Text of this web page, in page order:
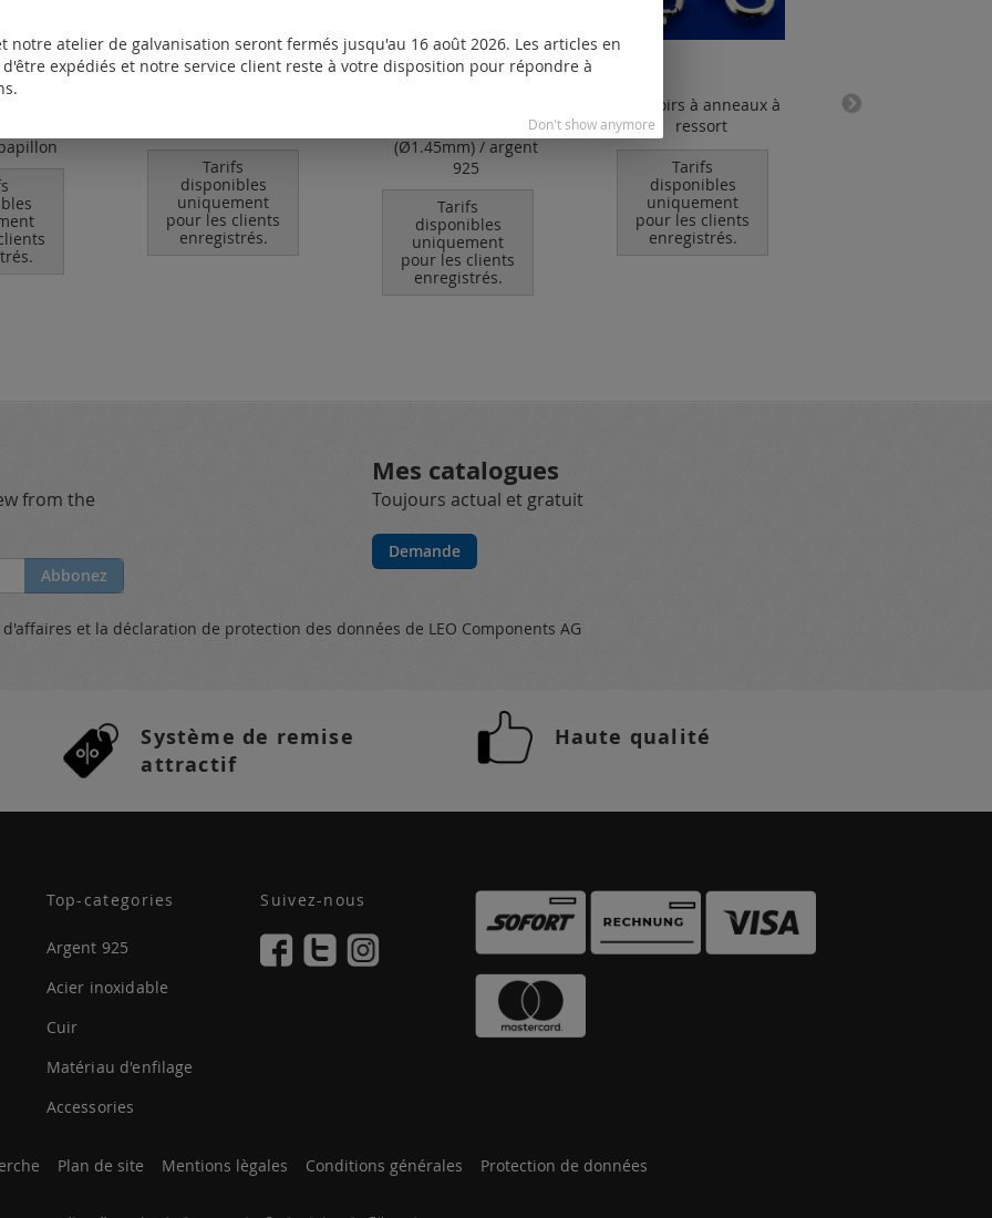
Tarifs
disponibles
uniquement
pour les clients
enregistrés.
fermoir à mousqueton
(Ø1.45mm) / argent
925
Tarifs
disponibles
uniquement
pour les clients
enregistrés.
fermoirs à anneaux à
ressort
Tarifs
disponibles
uniquement
pour les clients
enregistrés.
fermoir à aimant
from the
Abbonez
Mes catalogues
Toujours actual et gratuit
Demande
d'affaires et la déclaration de protection des données de LEO Components AG
Système de remise
attractif
Haute qualité
Top-categories
Argent 925
Acier inoxidable
Cuir
Matériau d'enfilage
Accessories
Suivez-nous
Plan de site Mentions lègales Conditions générales Protection de données
notre atelier de galvanisation seront fermés jusqu'au 16 août 2026. Les articles en
expédiés et notre service client reste à votre disposition pour répondre à
Don't show anymore